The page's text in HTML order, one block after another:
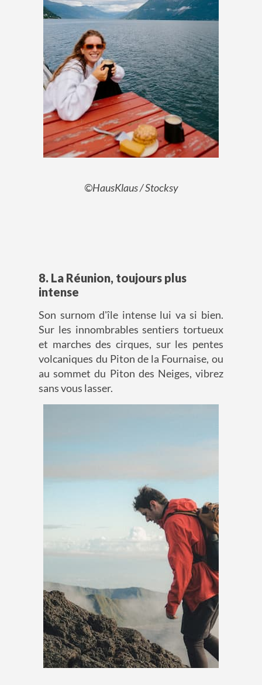
©HausKlaus / Stocksy
8. La Réunion, toujours plus
intense
Son surnom d'île intense lui va si bien.
Sur les innombrables sentiers tortueux
et marches des cirques, sur les pentes
volcaniques du Piton de la Fournaise, ou
au sommet du Piton des Neiges, vibrez
sans vous lasser.